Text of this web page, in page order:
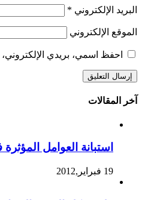
البريد الإلكتروني *
الموقع الإلكتروني
احفظ اسمي، بريدي
آخر المقالات
استبانة العوامل
19 فبراير,2012